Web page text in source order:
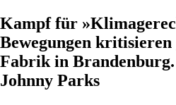
Kampf für
Bewegungen kritisieren
Fabrik in
Johnny Parks